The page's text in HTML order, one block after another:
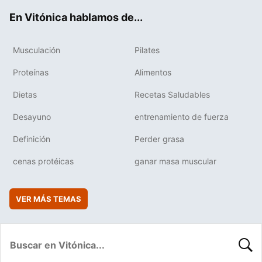
En Vitónica hablamos de...
Musculación Pilates
Proteínas Alimentos
Dietas Recetas Saludables
Desayuno entrenamiento de fuerza
Definición Perder grasa
cenas protéicas ganar masa muscular
VER MÁS TEMAS